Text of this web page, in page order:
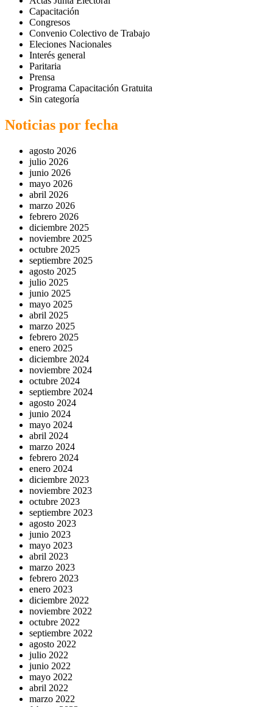
Capacitación
Congresos
Convenio Colectivo de Trabajo
Eleciones Nacionales
Interés general
Paritaria
Prensa
Programa Capacitación Gratuita
Sin categoría
Noticias por fecha
agosto 2026
julio 2026
junio 2026
mayo 2026
abril 2026
marzo 2026
febrero 2026
diciembre 2025
noviembre 2025
octubre 2025
septiembre 2025
agosto 2025
julio 2025
junio 2025
mayo 2025
abril 2025
marzo 2025
febrero 2025
enero 2025
diciembre 2024
noviembre 2024
octubre 2024
septiembre 2024
agosto 2024
junio 2024
mayo 2024
abril 2024
marzo 2024
febrero 2024
enero 2024
diciembre 2023
noviembre 2023
octubre 2023
septiembre 2023
agosto 2023
junio 2023
mayo 2023
abril 2023
marzo 2023
febrero 2023
enero 2023
diciembre 2022
noviembre 2022
octubre 2022
septiembre 2022
agosto 2022
julio 2022
junio 2022
mayo 2022
abril 2022
marzo 2022